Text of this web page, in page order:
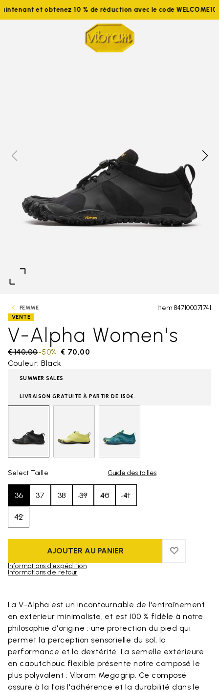
maintenant et obtenez 10 % de réduction avec le code
FEMME Item 847100071741
VENTE
V-Alpha Women's
Price reduced from
€ 140,00to € 70,00
-50%
Couleur: Black
SUMMER SALES
LIVRAISON GRATUITE À PARTIR DE 150€.
Select Taille Guide des tailles
36 37 38 39 40 41
42
AJOUTER AU PANIER ADD TO
ADD TO
Informations d'expédition
Informations de retour
La V-Alpha est un incontournable de l'entraînement
en extérieur minimaliste, et est 100 % fidèle à notre
philosophie d'origine : une protection du pied qui
permet la perception sensorielle du sol, la
performance et la dextérité. La semelle extérieure
en caoutchouc flexible présente notre composé le
plus polyvalent : Vibram Megagrip. Ce composé
assure à la fois l'adhérence et la durabilité dans le